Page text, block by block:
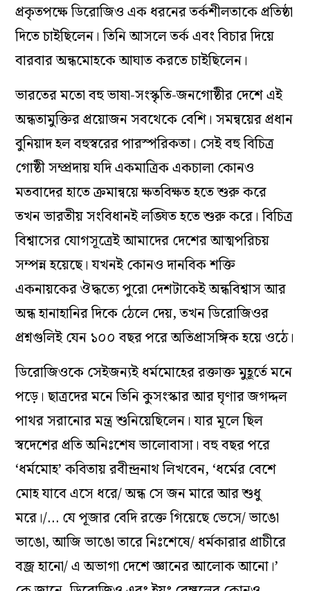
প্রকৃতপক্ষে ডিরোজিও এক ধরনের তর্কশীলতাকে প্রতিষ্ঠা
দিতে চাইছিলেন। তিনি আসলে তর্ক এবং বিচার দিয়ে
বারবার অন্ধমোহকে আঘাত করতে চাইছিলেন।
ভারতের মতো বহু ভাষা-সংস্কৃতি-জনগোষ্ঠীর দেশে এই
অন্ধতামুক্তির প্রয়োজন সবথেকে বেশি। সমন্বয়ের প্রধান
বুনিয়াদ হল বহুস্বরের পারস্পরিকতা। সেই বহু বিচিত্র
গোষ্ঠী সম্প্রদায় যদি একমাত্রিক একচালা কোনও
মতবাদের হাতে ক্রমান্বয়ে ক্ষতবিক্ষত হতে শুরু করে
তখন ভারতীয় সংবিধানই লঙ্ঘিত হতে শুরু করে। বিচিত্র
বিশ্বাসের যোগসূত্রেই আমাদের দেশের আত্মপরিচয়
সম্পন্ন হয়েছে। যখনই কোনও দানবিক শক্তি
একনায়কের ঔদ্ধত্যে পুরো দেশটাকেই অন্ধবিশ্বাস আর
অন্ধ হানাহানির দিকে ঠেলে দেয়, তখন ডিরোজিওর
প্রশ্নগুলিই যেন ১০০ বছর পরে অতিপ্রাসঙ্গিক হয়ে ওঠে।
ডিরোজিওকে সেইজন‌্যই ধর্মমোহের রক্তাক্ত মুহূর্তে মনে
পড়ে। ছাত্রদের মনে তিনি কুসংস্কার আর ঘৃণার জগদ্দল
পাথর সরানোর মন্ত্র শুনিয়েছিলেন। যার মূলে ছিল
স্বদেশের প্রতি অনিঃশেষ ভালোবাসা। বহু বছর পরে
‘ধর্মমোহ’ কবিতায় রবীন্দ্রনাথ লিখবেন, ‘ধর্মের বেশে
মোহ যাবে এসে ধরে/ অন্ধ সে জন মারে আর শুধু
মরে।/… যে পূজার বেদি রক্তে গিয়েছে ভেসে/ ভাঙো
ভাঙো, আজি ভাঙো তারে নিঃশেষে/ ধর্মকারার প্রাচীরে
বজ্র হানো/ এ অভাগা দেশে জ্ঞানের আলোক আনো।’